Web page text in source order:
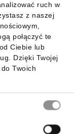
ruch w
z naszej
połączyć te
Ciebie lub
Dzięki Twojej
Twoich